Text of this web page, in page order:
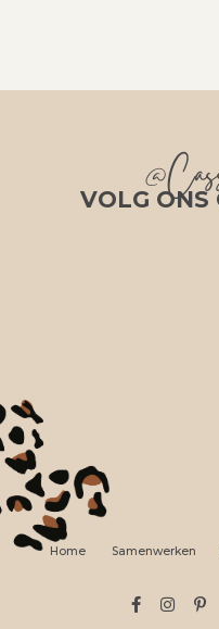
VOLG ONS
Home Samenwerken